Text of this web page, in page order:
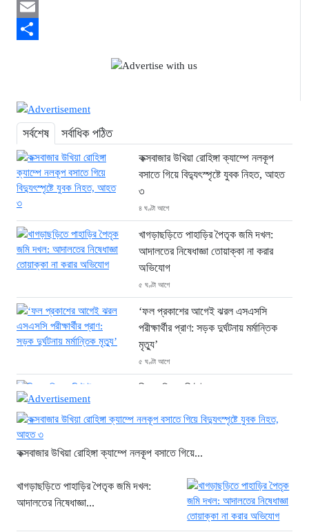
Mastodon
Email
সর্বশেষ সর্বাধিক পঠিত
কক্সবাজার উখিয়া রোহিঙ্গা ক্যাম্পে নলকূপ
বসাতে গিয়ে বিদ্যুৎস্পৃষ্টে যুবক নিহত, আহত
৩
৪ ঘণ্টা আগে
খাগড়াছড়িতে পাহাড়ির পৈতৃক জমি দখল:
আদালতের নিষেধাজ্ঞা তোয়াক্কা না করার
অভিযোগ
৫ ঘণ্টা আগে
‘ফল প্রকাশের আগেই ঝরল এসএসসি
পরীক্ষার্থীর প্রাণ: সড়ক দুর্ঘটনায় মর্মান্তিক
মৃত্যু’
৫ ঘণ্টা আগে
চীনে শক্তিশালী টাইফুনের আঘাত: ঘর
৫ ঘণ্টা আগে
এক যুগ পর আত্মসমর্পণ: মৃত্যুদণ্ডের বিরুদ্ধে
৫ ঘণ্টা আগে
প্রধানমন্ত্রী তারেক রহমানের সঙ্গে ভারতীয়
হাইকমিশনারের সৌজন্য সাক্ষাৎ
কক্সবাজার উখিয়া রোহিঙ্গা ক্যাম্পে নলকূপ বসাতে গিয়ে...
খাগড়াছড়িতে পাহাড়ির পৈতৃক জমি দখল:
আদালতের নিষেধাজ্ঞা...